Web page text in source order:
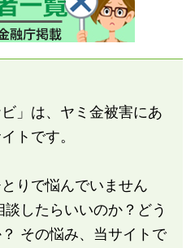
」は、ヤミ金被害にあ
トです。
りで悩んでいません
したらいいのか？どう
その悩み、当サイトで